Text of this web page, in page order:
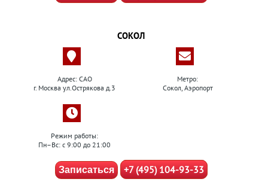
СОКОЛ
Адрес: САО
г. Москва ул.Острякова д.3
Метро:
Сокол, Аэропорт
Режим работы:
Пн–Вс: с 9:00 до 21:00
Записаться +7 (495) 104-93-33